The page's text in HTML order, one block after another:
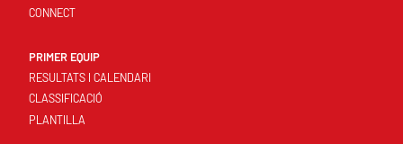
CONNECT
PRIMER EQUIP
RESULTATS I CALENDARI
CLASSIFICACIÓ
PLANTILLA